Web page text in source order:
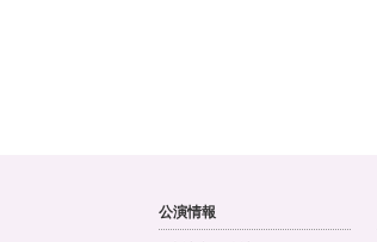
公演情報